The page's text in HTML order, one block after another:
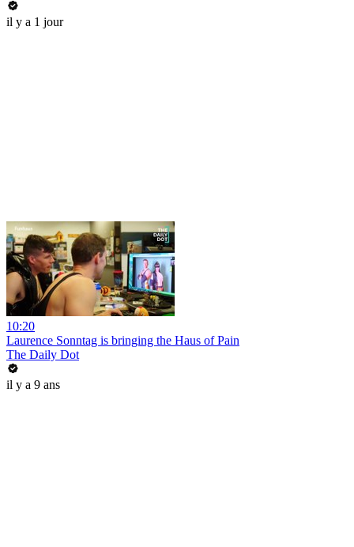
il y a 1 jour
10:20
Laurence Sonntag is bringing the Haus of Pain
The Daily Dot
il y a 9 ans